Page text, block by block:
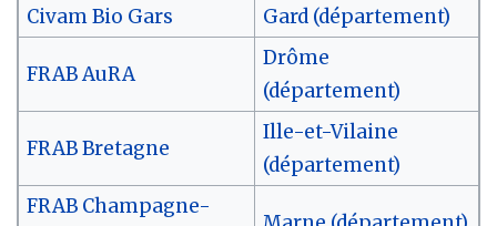
Civam Bio Gars
Gard (département)
FRAB AuRA
Drôme
(département)
FRAB Bretagne
Ille-et-Vilaine
(département)
FRAB Champagne-